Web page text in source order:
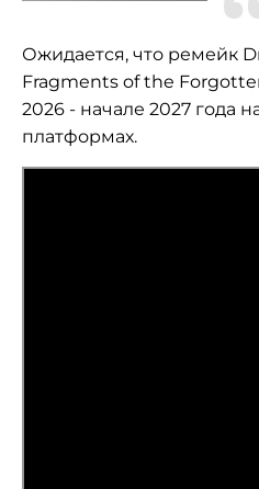
Ожидается, что ремейк
Fragments of the
2026 - начале 2027 года
платформах.